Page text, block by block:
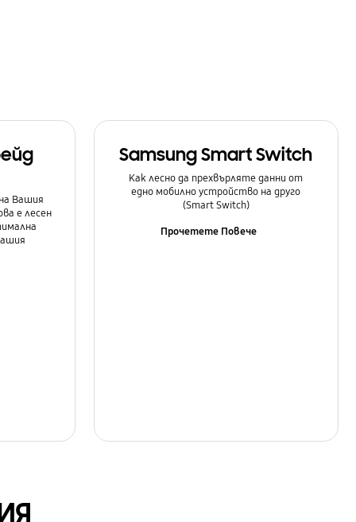
Вашия
е лесен
Samsung Smart Switch
Как лесно да прехвърляте данни от
едно мобилно устройство на друго
(Smart Switch)
Прочетете Повече